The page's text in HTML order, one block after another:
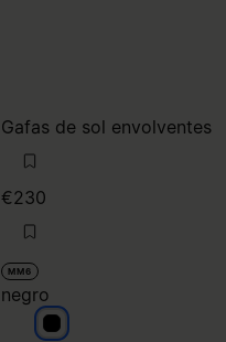
Gafas de sol envolventes
€230
MM6
negro
negro